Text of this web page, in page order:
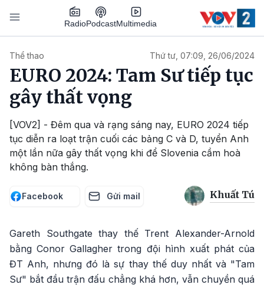
Nhảy đến nội dung
RadioPodcastMultimedia
Thể thao Thứ tư, 07:09, 26/06/2024
EURO 2024: Tam Sư tiếp tục
gây thất vọng
[VOV2] - Đêm qua và rạng sáng nay, EURO 2024 tiếp
tục diễn ra loạt trận cuối các bảng C và D, tuyển Anh
một lần nữa gây thất vọng khi để Slovenia cầm hoà
không bàn thắng.
Facebook Gửi mail Khuất Tú
Gareth Southgate thay thế Trent Alexander-Arnold
bằng Conor Gallagher trong đội hình xuất phát của
ĐT Anh, nhưng đó là sự thay thế duy nhất và "Tam
Sư" bắt đầu trận đấu chẳng khá hơn, vẫn chuyền quá